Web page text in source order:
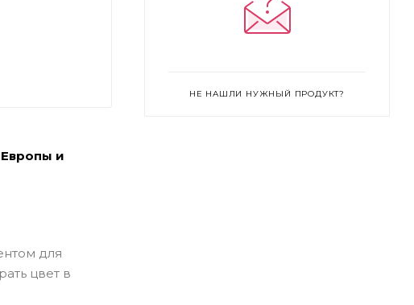
и
для
цвет в
НЕ НАШЛИ НУЖНЫЙ ПРОДУКТ?